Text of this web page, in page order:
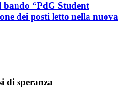
“PdG Student
dei posti letto nella nuova
di speranza